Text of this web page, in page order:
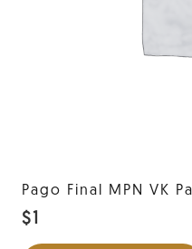
Pago Final MPN VK
$1